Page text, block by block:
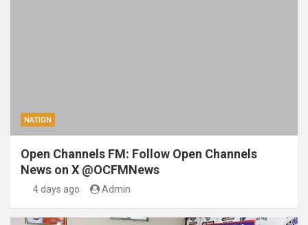
NATION
Open Channels FM: Follow Open Channels
News on X @OCFMNews
4 days ago Admin